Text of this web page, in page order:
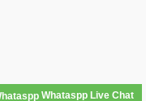
Whataspp Live Chat